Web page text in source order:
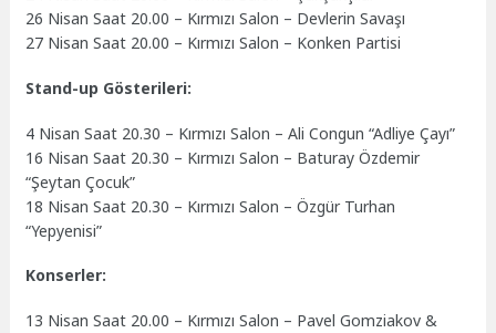
26 Nisan Saat 20.00 – Kırmızı Salon – Devlerin Savaşı
27 Nisan Saat 20.00 – Kırmızı Salon – Konken Partisi
Stand-up Gösterileri:
4 Nisan Saat 20.30 – Kırmızı Salon – Ali Congun “Adliye Çayı”
16 Nisan Saat 20.30 – Kırmızı Salon – Baturay Özdemir
“Şeytan Çocuk”
18 Nisan Saat 20.30 – Kırmızı Salon – Özgür Turhan
“Yepyenisi”
Konserler:
13 Nisan Saat 20.00 – Kırmızı Salon – Pavel Gomziakov &